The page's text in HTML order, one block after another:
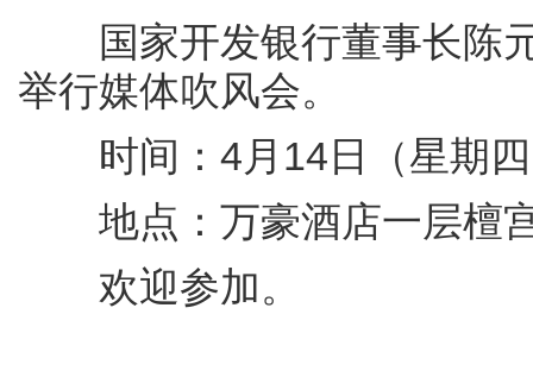
国家开发银行董事长陈元
举行媒体吹风会。
时间：4月14日（星期四
地点：万豪酒店一层檀
欢迎参加。